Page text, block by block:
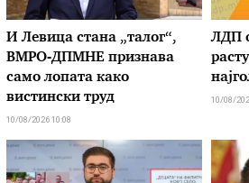
И Левица стана „талог“,
ВМРО-ДПМНЕ признава
само лопата како
вистински труд
10/08/2026 10:08
ЛДП
10/08/